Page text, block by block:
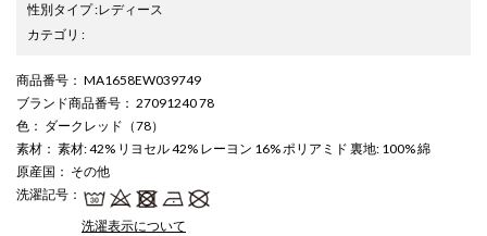
性別タイプ:レディース
カテゴリ :
商品番号 ： MA1658EW039749
ブランド商品番号 ： 27091240 78
色 ： ダークレッド（78）
素材 ： 素材: 42% リヨセル 42% レーヨン 16% ポリアミド 裏地: 100% 綿
原産国 ： その他
洗濯記号 ：
洗濯表示について